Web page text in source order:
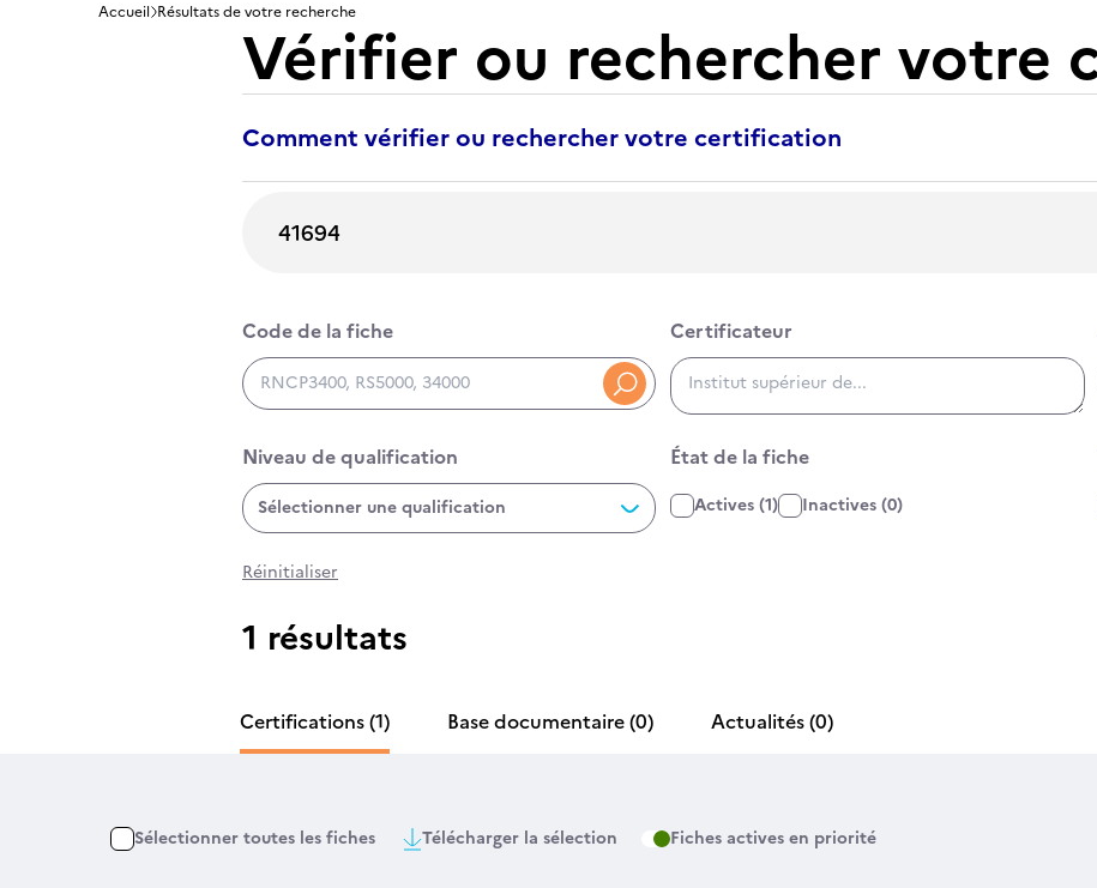
Accueil Résultats de votre recherche
Vérifier ou rechercher votre
Comment vérifier ou rechercher votre certification
Code de la fiche
Code de la fiche
RNCP3400, RS5000, 34000
Certificateur
Certificateur
Niveau de qualification
Niveau de qualification
Sélectionner une qualification
État de la fiche
État de la fiche
Actives(1) Inactives(0)
Réinitialiser
1 résultats
Certifications(1) Base documentaire(0) Actualités(0)
Sélectionner toutes les fiches Télécharger la sélection Fiches actives en priorité